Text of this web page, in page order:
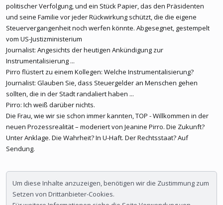
politischer Verfolgung, und ein Stück Papier, das den Präsidenten
und seine Familie vor jeder Rückwirkung schützt, die die eigene
Steuervergangenheit noch werfen könnte. Abgesegnet, gestempelt
vom US-Justizministerium
Journalist: Angesichts der heutigen Ankündigung zur
Instrumentalisierung ...
Pirro flüstert zu einem Kollegen: Welche Instrumentalisierung?
Journalist: Glauben Sie, dass Steuergelder an Menschen gehen
sollten, die in der Stadt randaliert haben ...
Pirro: Ich weiß darüber nichts.
Die Frau, wie wir sie schon immer kannten, TOP - Willkommen in der
neuen Prozessrealität – moderiert von Jeanine Pirro. Die Zukunft?
Unter Anklage. Die Wahrheit? In U-Haft. Der Rechtsstaat? Auf
Sendung.
Um diese Inhalte anzuzeigen, benötigen wir die Zustimmung zum
Setzen von Drittanbieter-Cookies.